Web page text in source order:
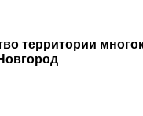
территории